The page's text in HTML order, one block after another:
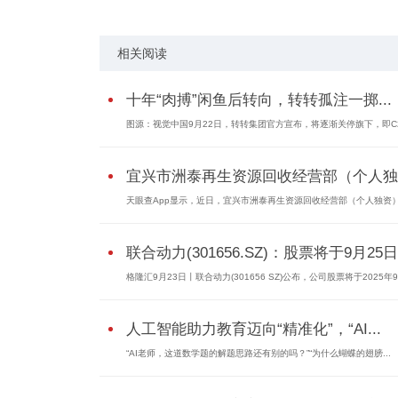
相关阅读
十年“肉搏”闲鱼后转向，转转孤注一掷...
图源：视觉中国9月22日，转转集团官方宣布，将逐渐关停旗下，即
宜兴市洲泰再生资源回收经营部（个人
天眼查App显示，近日，宜兴市洲泰再生资源回收经营部（个人独资
联合动力(301656.SZ)：股票将于9月25
格隆汇9月23日丨联合动力(301656 SZ)公布，公司股票将于2025年
人工智能助力教育迈向“精准化”，“AI...
“AI老师，这道数学题的解题思路还有别的吗？”“为什么蝴蝶的翅膀...